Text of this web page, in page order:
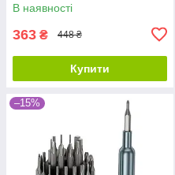
В наявності
363 ₴ 448 ₴
Купити
–15%